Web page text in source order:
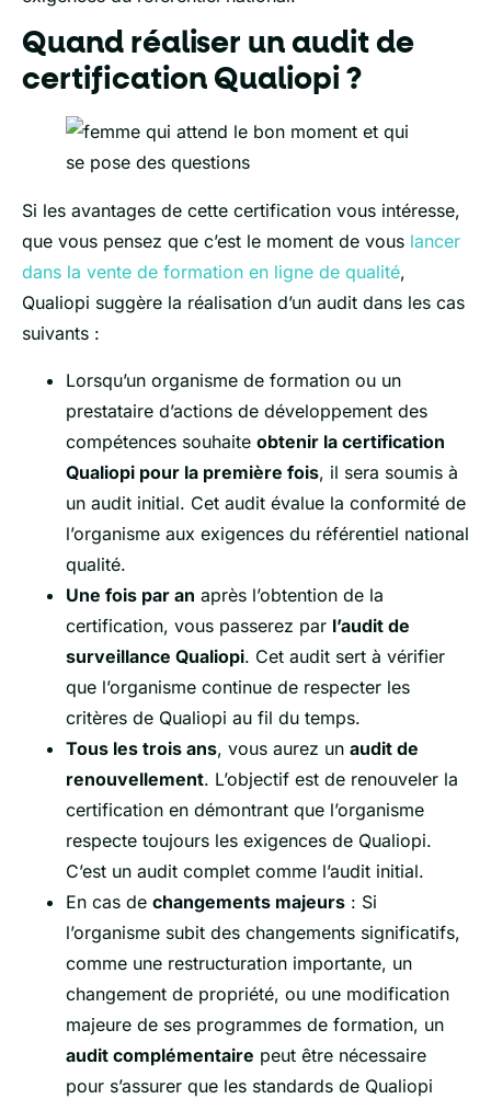
Quand réaliser un audit de
certification Qualiopi ?
Si les avantages de cette certification vous intéresse,
que vous pensez que c’est le moment de vous lancer
dans la vente de formation en ligne de qualité,
Qualiopi suggère la réalisation d’un audit dans les cas
suivants :
Lorsqu’un organisme de formation ou un
prestataire d’actions de développement des
compétences souhaite obtenir la certification
Qualiopi pour la première fois, il sera soumis à
un audit initial. Cet audit évalue la conformité de
l’organisme aux exigences du référentiel national
qualité.
Une fois par an après l’obtention de la
certification, vous passerez par l’audit de
surveillance Qualiopi. Cet audit sert à vérifier
que l’organisme continue de respecter les
critères de Qualiopi au fil du temps.
Tous les trois ans, vous aurez un audit de
renouvellement. L’objectif est de renouveler la
certification en démontrant que l’organisme
respecte toujours les exigences de Qualiopi.
C’est un audit complet comme l’audit initial.
En cas de changements majeurs : Si
l’organisme subit des changements significatifs,
comme une restructuration importante, un
changement de propriété, ou une modification
majeure de ses programmes de formation, un
audit complémentaire peut être nécessaire
pour s’assurer que les standards de Qualiopi